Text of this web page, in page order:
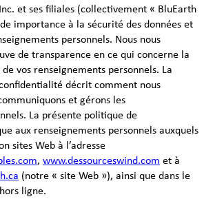
et ses filiales (collectivement « BluEarth
importance à la sécurité des données et
personnels. Nous nous
de transparence en ce qui concerne la
vos renseignements personnels. La
décrit comment nous
et gérons les
La présente politique de
aux renseignements personnels auxquels
sites Web à l’adresse
, www.dessourceswind.com et à
(notre « site Web »), ainsi que dans le
ligne.